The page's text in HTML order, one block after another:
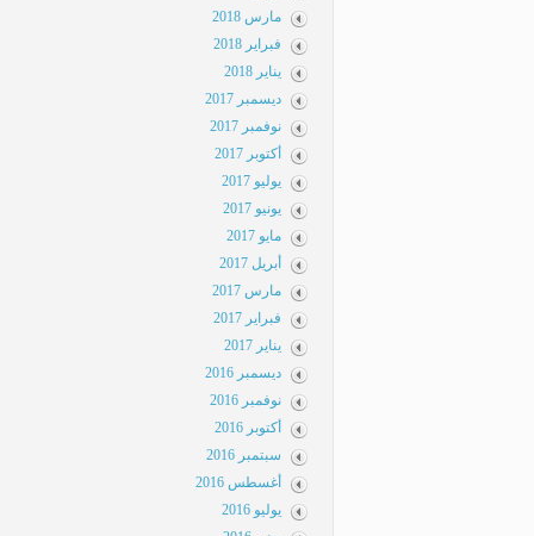
مارس 2018
فبراير 2018
يناير 2018
ديسمبر 2017
نوفمبر 2017
أكتوبر 2017
يوليو 2017
يونيو 2017
مايو 2017
أبريل 2017
مارس 2017
فبراير 2017
يناير 2017
ديسمبر 2016
نوفمبر 2016
أكتوبر 2016
سبتمبر 2016
أغسطس 2016
يوليو 2016